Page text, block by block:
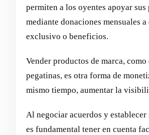
permiten a los oyentes apoyar
mediante donaciones mensuales
exclusivo o beneficios.
Vender productos de marca, como
pegatinas, es otra forma de
mismo tiempo, aumentar la
Al negociar acuerdos y establecer
es fundamental tener en cuenta